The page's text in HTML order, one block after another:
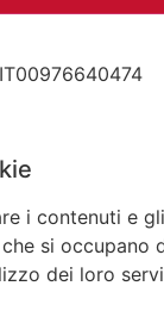
i contenuti e
si occupano
dei loro